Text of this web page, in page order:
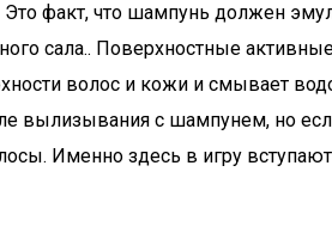
Это факт, что шампунь должен
сала.. Поверхностные
волос и кожи и смывает
вылизывания с шампунем, но
Именно здесь в игру